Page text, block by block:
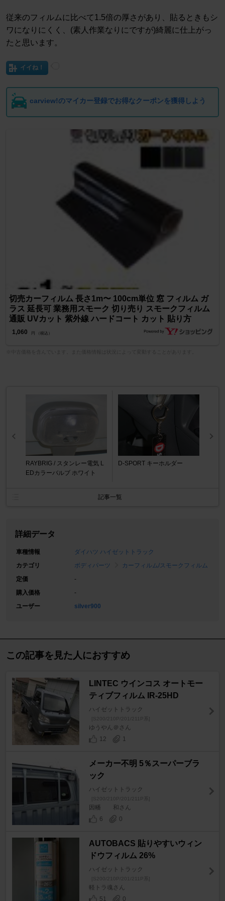
従来のフィルムに比べて1.5倍の厚さがあり、貼るときもシ
ワになりにくく、(素人作業なりにですが)綺麗に仕上がっ
たと思います。
イイね！
carview!のマイカー登録でお得なクーポンを獲得しよう
切売カーフィルム 長さ1m〜 100cm単位 窓 フィルム ガ
ラス 延長可 業務用スモーク 切り売り スモークフィルム
通販 UVカット 紫外線 ハードコート カット 貼り方
1,060 円 （税込）
RAYBRIG / スタンレー電気 L
EDカラーバルブ ホワイト
D-SPORT キーホルダー
記事一覧
詳細データ
車種情報
ダイハツ ハイゼットトラック
カテゴリ
ボディパーツ
カーフィルム/スモークフィルム
定価
-
購入価格
-
ユーザー
silver900
この記事を見た人におすすめ
LINTEC ウインコス オートモー
ティブフィルム IR-25HD
ハイゼットトラック
[S200/210P/201/211P系]
ゆうやん＠さん
12
1
メーカー不明 5％スーパーブラ
ック
ハイゼットトラック
[S200/210P/201/211P系]
因幡 和さん
6
0
AUTOBACS 貼りやすいウィン
ドウフィルム 26%
ハイゼットトラック
[S200/210P/201/211P系]
軽トラ魂さん
51
0